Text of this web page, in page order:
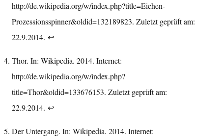
http://de.wikipedia.org/w/index.php?title=Eichen-
Prozessionsspinner&oldid=132189823. Zuletzt geprüft am:
22.9.2014. ↩︎
Thor. In: Wikipedia. 2014. Internet:
http://de.wikipedia.org/w/index.php?
title=Thor&oldid=133676153. Zuletzt geprüft am:
22.9.2014. ↩︎
Der Untergang. In: Wikipedia. 2014. Internet: